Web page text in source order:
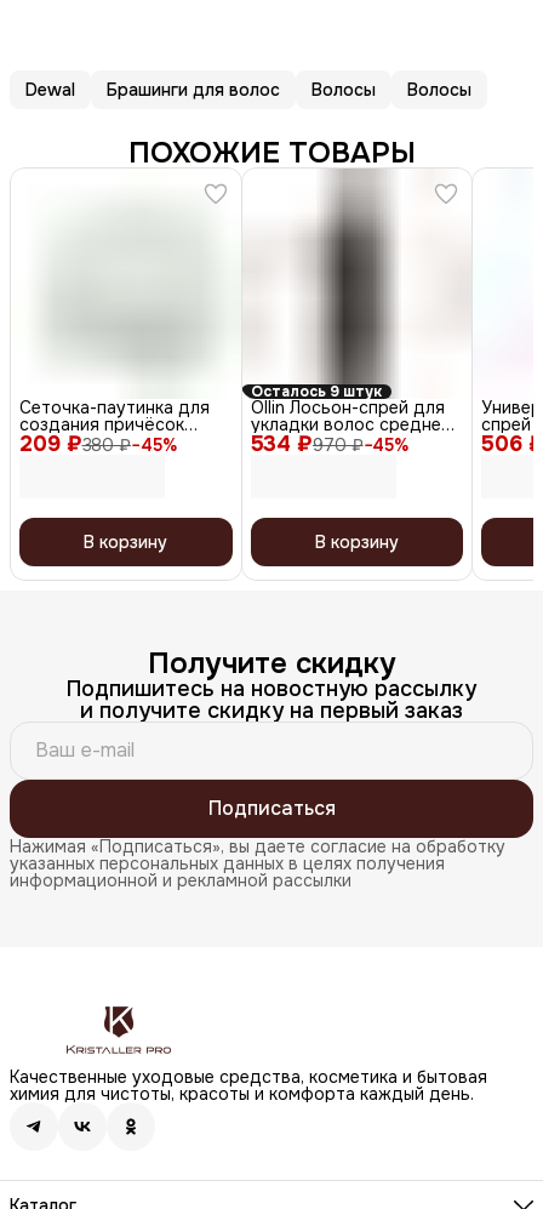
Dewal Брашинги для волос Волосы Волосы
ПОХОЖИЕ ТОВАРЫ
209 ₽380 ₽−45%
Сеточка-паутинка для
создания причёсок
большая СЕ102, белый, 2
шт.
В корзину
Осталось 9 штук
534 ₽970 ₽−45%
Ollin Лосьон-спрей для
укладки волос средней
фиксации / Style, 250 мл
В корзину
506 ₽
спрей
Получите скидку
Подпишитесь на новостную рассылку
и получите скидку на первый заказ
Подписаться
Нажимая «Подписаться», вы даете согласие на обработку
указанных персональных данных в целях получения
информационной и рекламной рассылки
Качественные уходовые средства, косметика и бытовая
химия для чистоты, красоты и комфорта каждый день.